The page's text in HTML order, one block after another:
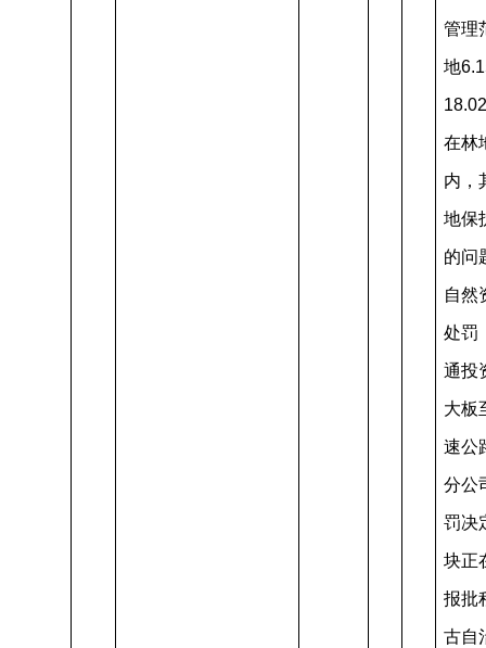
管理
地
在林
内，
地保
的问
自然
处罚
通投
大板
速公
分公
罚决
块正
报批
古自